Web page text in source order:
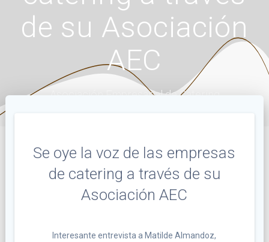
de su Asociación
AEC
Asociación Empresarial de Catering
Se oye la voz de las empresas
de catering a través de su
Asociación AEC
Interesante entrevista a Matilde Almandoz,